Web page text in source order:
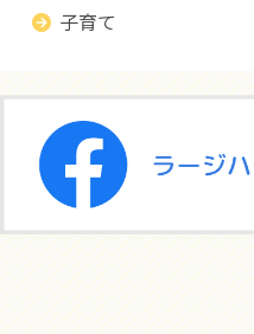
子育て